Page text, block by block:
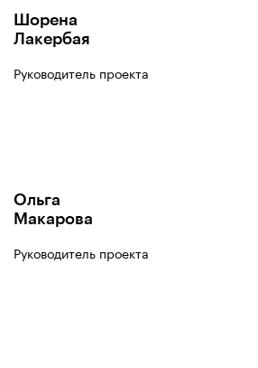
Шорена
Лакербая
Руководитель проекта
Ольга
Макарова
Руководитель проекта